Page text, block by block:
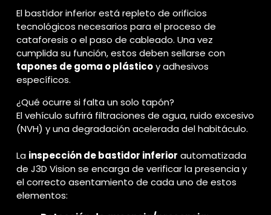
El bastidor inferior está repleto de orificios
tecnológicos necesarios para el proceso de
cataforesis o el paso de cableado. Una vez
cumplida su función, estos deben sellarse con
tapones de goma o plásticoy adhesivos
específicos.
¿Qué ocurre si falta un solo tapón?
El vehículo sufrirá filtraciones de agua, ruido excesivo
(NVH) y una degradación acelerada del habitáculo.
La inspección de bastidor inferior automatizada
de J3D Vision se encarga de verificar la presencia y
el correcto asentamiento de cada uno de estos
elementos: